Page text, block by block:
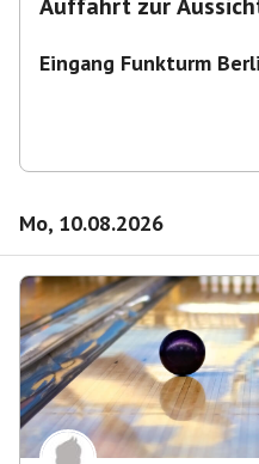
Eingang Funkturm
Mo, 10.08.2026